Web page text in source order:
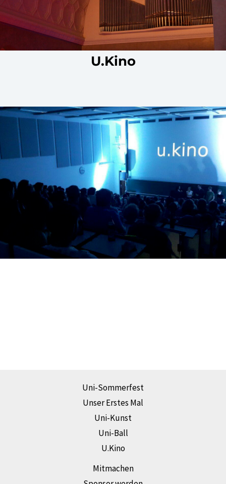
U.Kino
Uni-Sommerfest
Unser Erstes Mal
Uni-Kunst
Uni-Ball
U.Kino
Mitmachen